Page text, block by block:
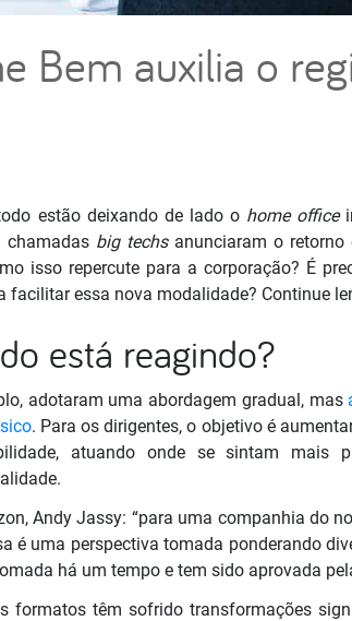
Bem auxilia o
estão deixando de lado o home office
chamadasbig techsanunciaram o retorno
isso repercute para a corporação? É
facilitar essa nova modalidade? Continue
está reagindo?
adotaram uma abordagem gradual, mas
. Para os dirigentes, o objetivo é
atuando onde se sintam mais
Andy Jassy: “para uma companhia do
é uma perspectiva tomada ponderando
há um tempo e tem sido aprovada
formatos têm sofrido transformações